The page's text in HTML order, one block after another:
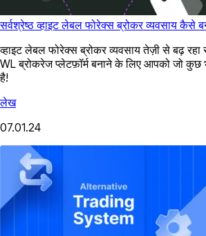
सर्वश्रेष्ठ व्हाइट लेबल फोरेक्स ब्रोकर व्यवसाय कैसे
व्हाइट लेबल फोरेक्स ब्रोकर व्यवसाय तेज़ी से बढ़ रहा
WL ब्रोकरेज प्लेटफ़ॉर्म बनाने के लिए आपको जो
है!
लेख
07.01.24